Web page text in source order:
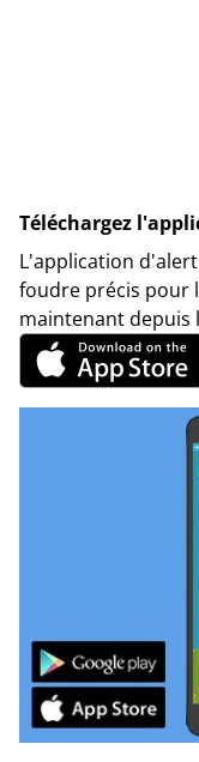
Téléchargez
L'application
foudre précis pour
maintenant depuis